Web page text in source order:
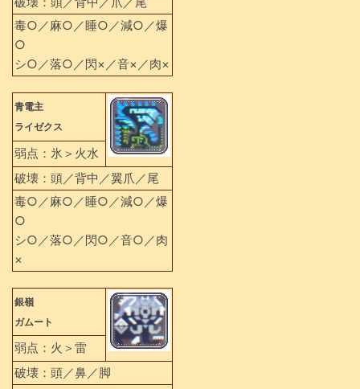
毒○／麻○／睡○／減○／爆
○
シ○／落○／閃×／音×／肉×
青電主
ライゼクス
弱点：氷＞火水
破壊：頭／背中／翼爪／尾
毒○／麻○／睡○／減○／爆
○
シ○／落○／閃○／音○／肉
×
銀嶺
ガムート
弱点：火＞雷
破壊：頭／鼻／脚